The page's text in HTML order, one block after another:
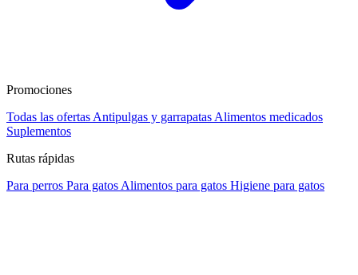
Promociones
Todas las ofertas Antipulgas y garrapatas Alimentos medicados
Suplementos
Rutas rápidas
Para perros Para gatos Alimentos para gatos Higiene para gatos